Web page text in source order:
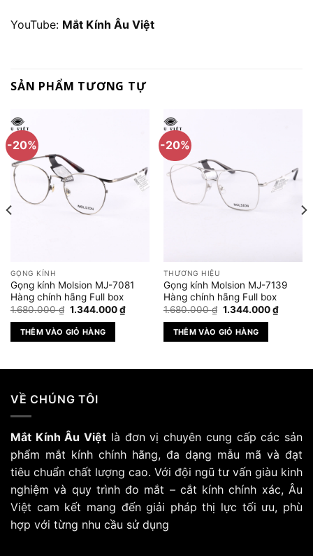
YouTube: Mắt Kính Âu Việt
SẢN PHẨM TƯƠNG TỰ
-20%
GỌNG KÍNH
Gọng kính Molsion MJ-7081
Hàng chính hãng Full box
1.680.000₫ Giá
là:
1.680.000 ₫.
1.344.000₫Giá
hiện
1.344.000 ₫.
THÊM VÀO GIỎ HÀNG
-20%
THƯƠNG HIỆU
Gọng kính Molsion MJ-7139
Hàng chính hãng Full box
1.680.000₫ Giá
là:
1.680.000 ₫.
1.344.000₫Giá
hiện
THÊM VÀO GIỎ HÀNG
₫.
VỀ CHÚNG TÔI
Mắt Kính Âu Việt là đơn vị chuyên cung cấp các sản
phẩm mắt kính chính hãng, đa dạng mẫu mã và đạt
tiêu chuẩn chất lượng cao. Với đội ngũ tư vấn giàu kinh
nghiệm và quy trình đo mắt – cắt kính chính xác, Âu
Việt cam kết mang đến giải pháp thị lực tối ưu, phù
hợp với từng nhu cầu sử dụng